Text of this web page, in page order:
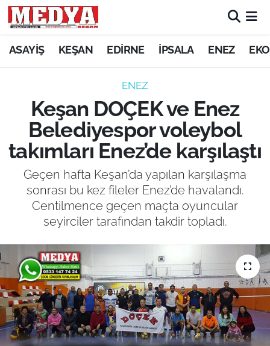
ASAYİŞ KEŞAN EDİRNE İPSALA ENEZ
ENEZ
Keşan DOÇEK ve Enez
Belediyespor voleybol
takımları Enez’de karşılaştı
Geçen hafta Keşan’da yapılan karşılaşma
sonrası bu kez fileler Enez’de havalandı.
Centilmence geçen maçta oyuncular
seyirciler tarafından takdir topladı.
KEŞAN
ASAYİŞ
SİYASET
GÜNDEM
EKONOMİ
SAĞLIK
EĞİTİM
TARIM VE HAYVANCILIK
KÜLTÜR SANAT